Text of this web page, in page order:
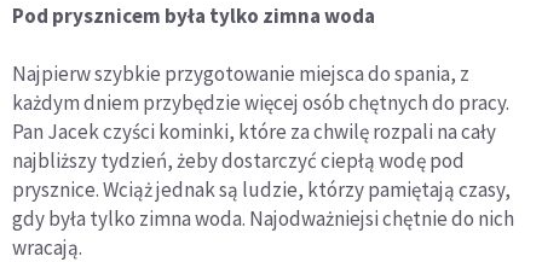
Pod prysznicem była tylko zimna woda
Najpierw szybkie przygotowanie miejsca do spania, z
każdym dniem przybędzie więcej osób chętnych do pracy.
Pan Jacek czyści kominki, które za chwilę rozpali na cały
najbliższy tydzień, żeby dostarczyć ciepłą wodę pod
prysznice. Wciąż jednak są ludzie, którzy pamiętają czasy,
gdy była tylko zimna woda. Najodważniejsi chętnie do nich
wracają.